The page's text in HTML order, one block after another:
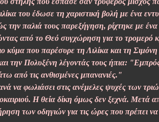
του έδωσε τη χαριστική βολή με ένα
την παλιά τους παρεξήγηση, ρίχτηκε με
από το Θεό συγχώρηση για το τρομερό
κύμα που παρέσυρε τη Λιλίκα και τη
την Πολυξένη λέγοντάς τους ήπια:
από τις ανθισμένες μπανανιές."
να φωλιάσει στις ανέμελες ψυχές των
Η θεία δίκη όμως δεν ξεχνά. Μετά
των οδηγιών για τις ώρες που πρέπει να